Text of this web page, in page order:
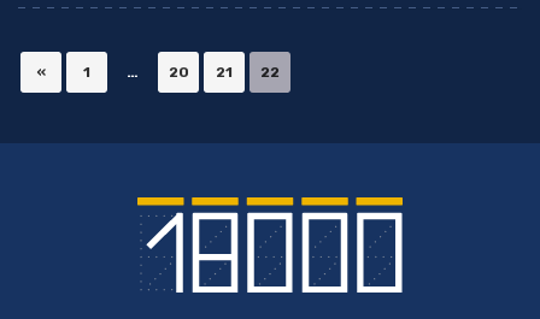
« 1 … 20 21 22